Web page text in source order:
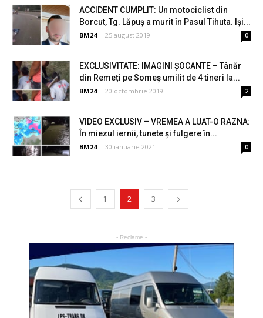
ACCIDENT CUMPLIT: Un motociclist din
Borcut, Tg. Lăpuș a murit în Pasul Tihuta. Iși...
BM24 - 25 august 2019 0
EXCLUSIVITATE: IMAGINI ȘOCANTE – Tânăr
din Remeți pe Someș umilit de 4 tineri la...
BM24 - 20 octombrie 2019 2
VIDEO EXCLUSIV – VREMEA A LUAT-O RAZNA:
În miezul iernii, tunete și fulgere în...
BM24 - 30 ianuarie 2021 0
1 2 3
- Reclame -